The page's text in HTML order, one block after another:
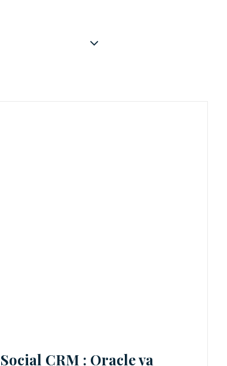
Social CRM : Oracle va